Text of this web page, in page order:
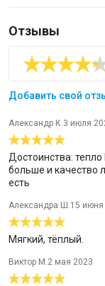
фигуре и имеет
при переработке
аллергической
Температурный
холодную погоду.
Активность
Низкая — подходит
ношения в городе и
Рекомендации по
Ручная или
Не отбеливать.
Не применять сушку
Не гладить.
Не подвергать
Отзывы
Добавить свой
Александр К.3 июля
Достоинства:
больше и качество
есть
Александра Ш.15 июня
Мягкий, тёплый.
Виктор М.2 мая 2023